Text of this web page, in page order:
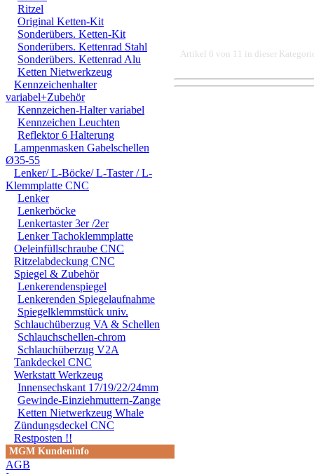
Ritzel
Original Ketten-Kit
Sonderübers. Ketten-Kit
Sonderübers. Kettenrad Stahl
Sonderübers. Kettenrad Alu
Ketten Nietwerkzeug
Kennzeichenhalter
variabel+Zubehör
Kennzeichen-Halter variabel
Kennzeichen Leuchten
Reflektor 6 Halterung
Lampenmasken Gabelschellen
Ø35-55
Lenker/ L-Böcke/ L-Taster / L-
Klemmplatte CNC
Lenker
Lenkerböcke
Lenkertaster 3er /2er
Lenker Tachoklemmplatte
Oeleinfüllschraube CNC
Ritzelabdeckung CNC
Spiegel & Zubehör
Lenkerendenspiegel
Lenkerenden Spiegelaufnahme
Spiegelklemmstück univ.
Schlauchüberzug VA & Schellen
Schlauchschellen-chrom
Schlauchüberzug V2A
Tankdeckel CNC
Werkstatt Werkzeug
Innensechskant 17/19/22/24mm
Gewinde-Einziehmuttern-Zange
Ketten Nietwerkzeug Whale
Zündungsdeckel CNC
Restposten !!
MGM Kundeninfo
AGB
Artikel 6 von 11 in dieser